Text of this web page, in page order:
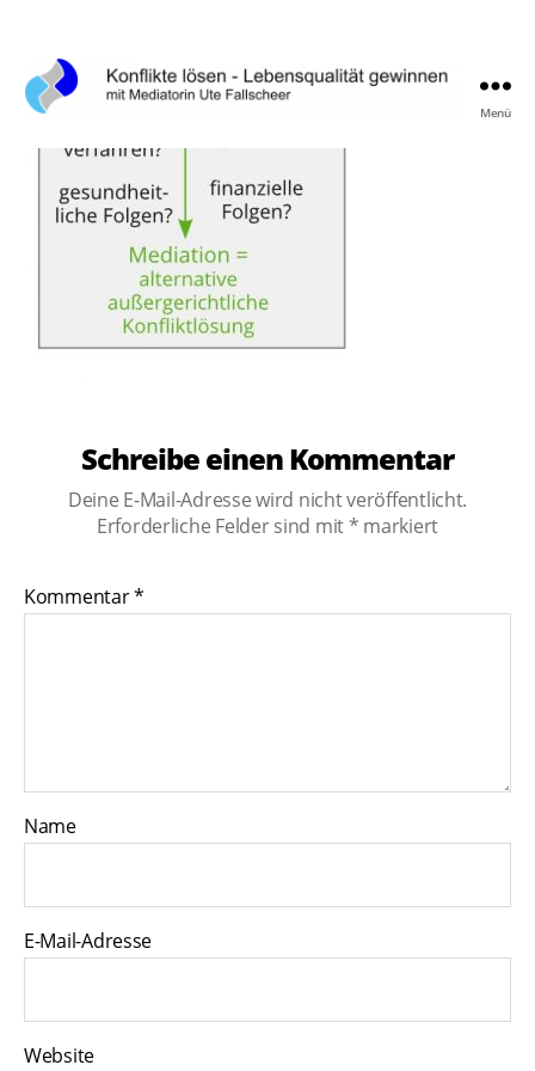
lösen,
Lebensqualität
gewinnen
Menü
Schreibe einen Kommentar
Deine E-Mail-Adresse wird nicht veröffentlicht.
Erforderliche Felder sind mit* markiert
Kommentar*
Name
E-Mail-Adresse
Website